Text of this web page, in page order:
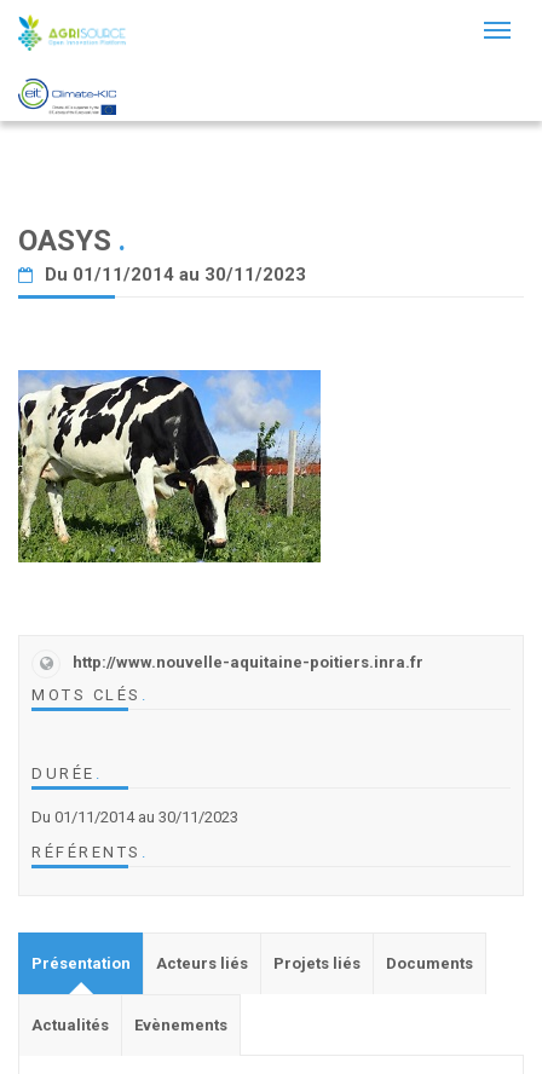
OASYS .
Du 01/11/2014 au 30/11/2023
http://www.nouvelle-aquitaine-poitiers.inra.fr
MOTS CLÉS .
DURÉE .
Du 01/11/2014 au 30/11/2023
RÉFÉRENTS .
Présentation Acteurs liés Projets liés Documents
Actualités Evènements